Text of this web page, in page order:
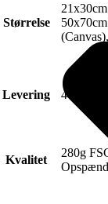
Størrelse
Levering 4-6
Kvalitet
280g